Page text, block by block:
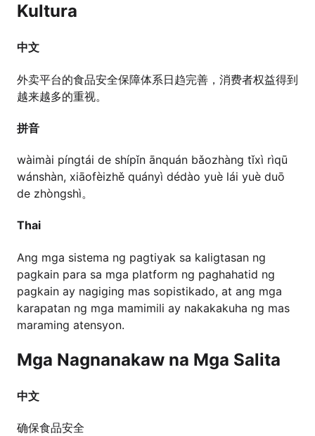
Kultura
中文
外卖平台的食品安全保障体系日趋完善，消费者权益得到
越来越多的重视。
拼音
wàimài píngtái de shípǐn ānquán bǎozhàng tǐxì rìqū
wánshàn, xiāofèizhě quányì dédào yuè lái yuè duō
de zhòngshì。
Thai
Ang mga sistema ng pagtiyak sa kaligtasan ng
pagkain para sa mga platform ng paghahatid ng
pagkain ay nagiging mas sopistikado, at ang mga
karapatan ng mga mamimili ay nakakakuha ng mas
maraming atensyon.
Mga Nagnanakaw na Mga Salita
中文
确保食品安全